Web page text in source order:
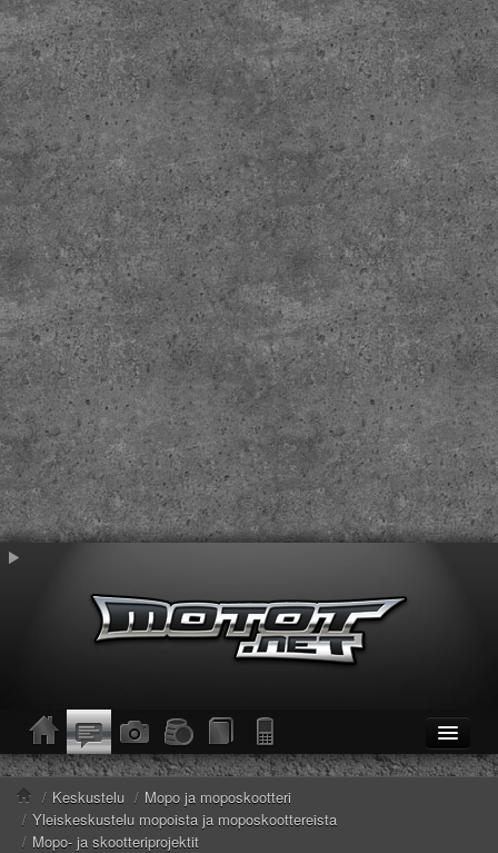
ETUSIVU
Moottoripyörät
Kevytmoottoripyörät
Mopot
/ Keskustelu / Mopo ja moposkootteri
/ Yleiskeskustelu mopoista ja moposkoottereista
/ Mopo- ja skootteriprojektit